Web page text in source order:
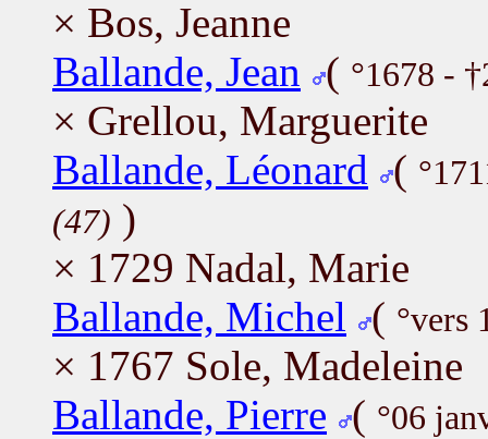
× Bos, Jeanne
Ballande, Jean
( °1678 -
× Grellou, Marguerite
Ballande, Léonard
(
(47) )
× 1729 Nadal, Marie
Ballande, Michel
( °vers
× 1767 Sole, Madeleine
Ballande, Pierre ( °06